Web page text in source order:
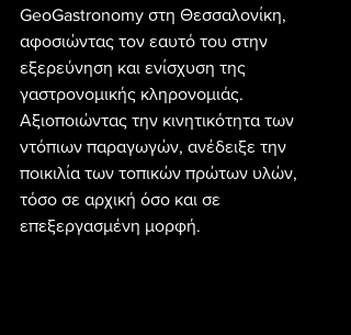
GeoGastronomy στη Θεσσαλονίκη,
αφοσιώντας τον εαυτό του στην
εξερεύνηση και ενίσχυση της
γαστρονομικής κληρονομιάς.
Αξιοποιώντας την κινητικότητα των
ντόπιων παραγωγών, ανέδειξε την
ποικιλία των τοπικών πρώτων υλών,
τόσο σε αρχική όσο και σε
επεξεργασμένη μορφή.